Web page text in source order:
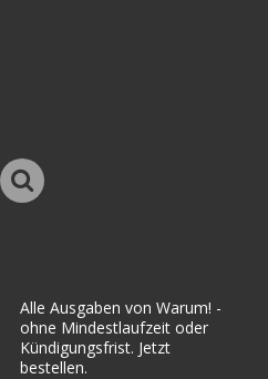
Alle Ausgaben von Warum! -
ohne Mindestlaufzeit oder
Kündigungsfrist. Jetzt
bestellen.